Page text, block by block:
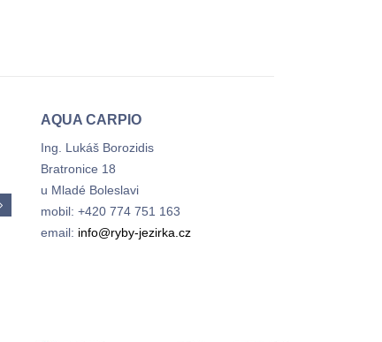
AQUA CARPIO
Ing. Lukáš Borozidis
Bratronice 18
u Mladé Boleslavi
mobil: +420 774 751 163
email: info@ryby-jezirka.cz